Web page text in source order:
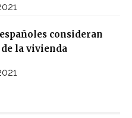
consideran
la vivienda